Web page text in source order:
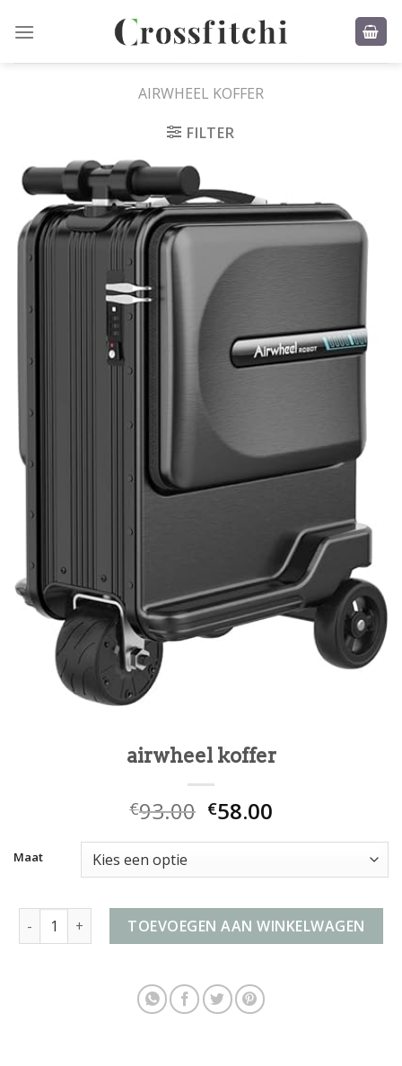
AIRWHEEL KOFFER
FILTER
airwheel koffer
€93.00 €58.00
Maat
airwheel koffer aantalTOEVOEGEN AAN WINKELWAGEN